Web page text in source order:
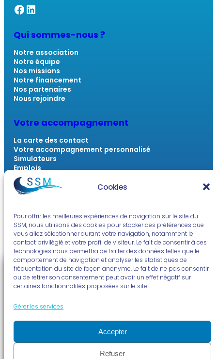
Cookies
Pour offrir les meilleures expériences de navigation sur le site du
SSM, nous utilisons des cookies pour stocker des préférences que
vous allez sélectionner durant votre navigation, notamment le
contact privilégié et votre profil de visiteur. Le fait de consentir à ces
technologies nous permettra de traiter des données telles que le
comportement de navigation et analyser les statistiques de
fréquentation du site de façon anonyme. Le fait de ne pas consentir
ou de retirer son consentement peut avoir un effet négatif sur
certaines fonctionnalités proposées sur le site.
Gérer les services
Accepter
Refuser
Facebook SSM
Linkedin SSM
Qui sommes-nous ?
Notre association
Notre équipe
Nos missions
Notre financement
Nos partenaires
Nous rejoindre
Votre accompagnement
La carte des contact
Votre accompagnement personnalisé
Simulateurs
Emplois
Outils numériques
FAQ
L’actu du monde marin
La voix des travailleurs sociaux
À vous la radio !
Quizz et jeux
Politique de cookies (UE)
© SSM | Conçu parNOUS – Ouvert, Utile & Simpleavec